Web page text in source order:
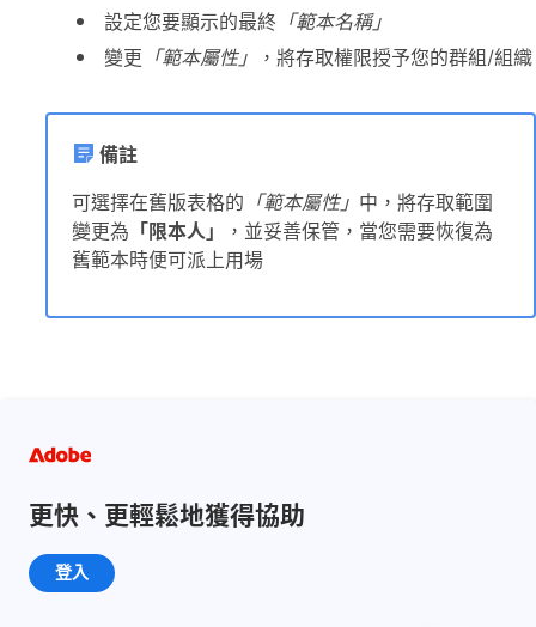
設定您要顯示的最終 「範本名稱」
變更 「範本屬性」 ，將存取權限授予您的群組/組織
備註
可選擇在舊版表格的 「範本屬性」 中，將存取範圍
變更為 「限本人」
，並妥善保管，當您需要恢復為
舊範本時便可派上用場
更快、更輕鬆地獲得協助
登入